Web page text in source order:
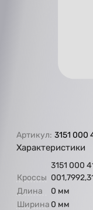
Артикул: 3151 000
Характеристики
Кроссы
3151 000
Длина
0 мм
Ширина 0 мм